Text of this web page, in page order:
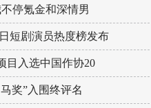
停氪金和深情男
短剧演员热度榜发布
目入选中国作协20
奖”入围终评名